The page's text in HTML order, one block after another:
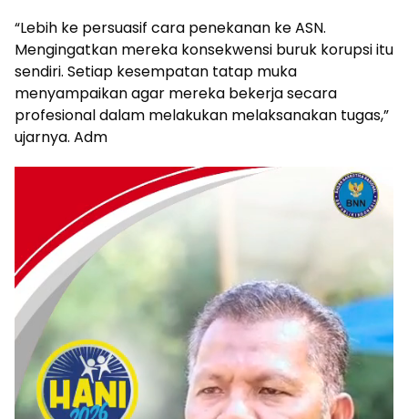
“Lebih ke persuasif cara penekanan ke ASN.
Mengingatkan mereka konsekwensi buruk korupsi itu
sendiri. Setiap kesempatan tatap muka
menyampaikan agar mereka bekerja secara
profesional dalam melakukan melaksanakan tugas,”
ujarnya. Adm